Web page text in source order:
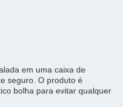
em uma caixa de
seguro. O produto é
bolha para evitar qualquer